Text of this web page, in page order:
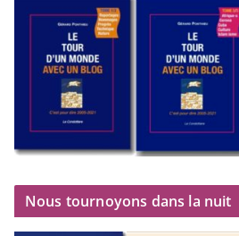
Nous tournoyons dans la nuit